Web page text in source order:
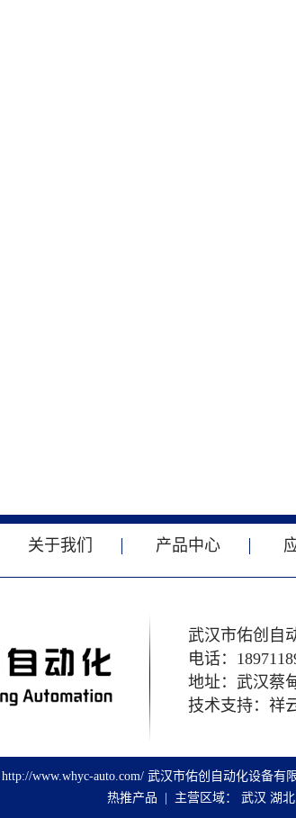
关于我们 产品中心
武汉市佑创自
电话：
地址：武汉蔡
技术支持：祥
www.whyc-auto.com/ 武汉市佑创自动化设备有
热推产品 | 主营区域： 武汉 湖北